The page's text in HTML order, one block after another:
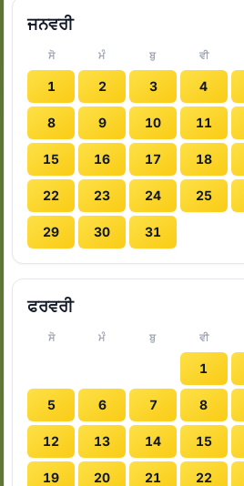
ਜਨਵਰੀ
ਸੋ ਮੰ ਬੁ ਵੀ
1 2 3 4
8 9 10 11
15 16 17 18
22 23 24 25
29 30 31
ਫਰਵਰੀ
ਸੋ ਮੰ ਬੁ ਵੀ
1
5 6 7 8
12 13 14 15
19 20 21 22